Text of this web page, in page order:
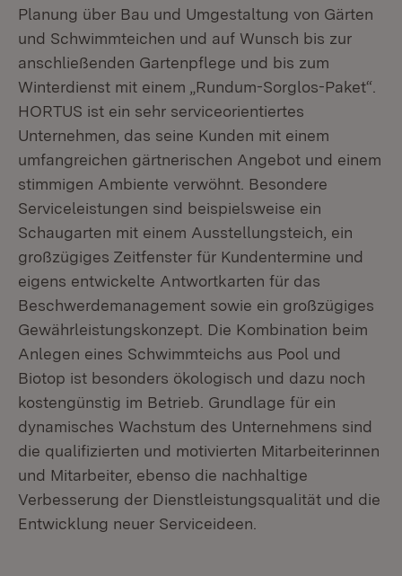
Planung über Bau und Umgestaltung von Gärten
und Schwimmteichen und auf Wunsch bis zur
anschließenden Gartenpflege und bis zum
Winterdienst mit einem „Rundum-Sorglos-Paket“.
HORTUS ist ein sehr serviceorientiertes
Unternehmen, das seine Kunden mit einem
umfangreichen gärtnerischen Angebot und einem
stimmigen Ambiente verwöhnt. Besondere
Serviceleistungen sind beispielsweise ein
Schaugarten mit einem Ausstellungsteich, ein
großzügiges Zeitfenster für Kundentermine und
eigens entwickelte Antwortkarten für das
Beschwerdemanagement sowie ein großzügiges
Gewährleistungskonzept. Die Kombination beim
Anlegen eines Schwimmteichs aus Pool und
Biotop ist besonders ökologisch und dazu noch
kostengünstig im Betrieb. Grundlage für ein
dynamisches Wachstum des Unternehmens sind
die qualifizierten und motivierten Mitarbeiterinnen
und Mitarbeiter, ebenso die nachhaltige
Verbesserung der Dienstleistungsqualität und die
Entwicklung neuer Serviceideen.